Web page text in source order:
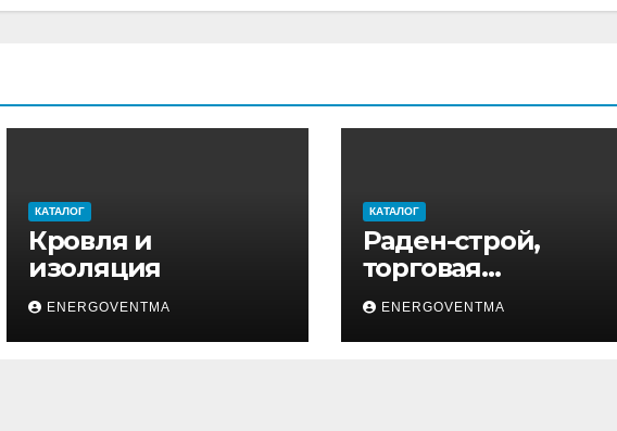
КАТАЛОГ
Кровля и
изоляция
ENERGOVENTMA
КАТАЛОГ
Раден-строй,
торговая
компания
ENERGOVENTMA